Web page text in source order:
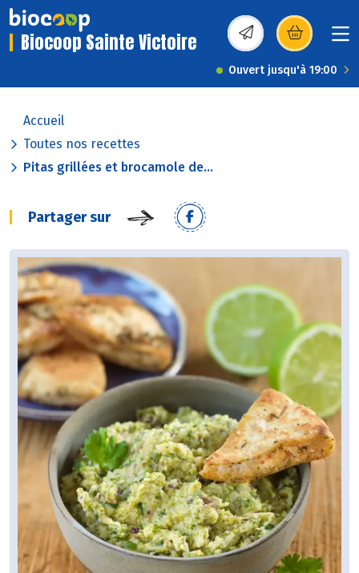
Biocoop Sainte Victoire (s’ouvre dans une
Ouvert jusqu'à 19:00
Accueil
Toutes nos recettes
Pitas grillées et brocamole de...
Partager sur